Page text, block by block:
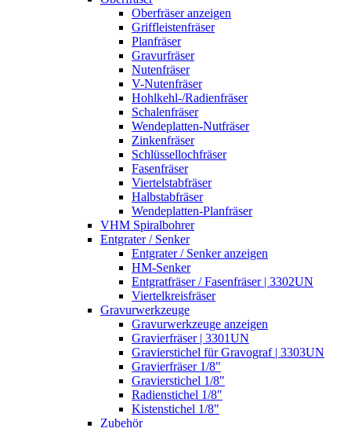
Oberfräser anzeigen
Griffleistenfräser
Planfräser
Gravurfräser
Nutenfräser
V-Nutenfräser
Hohlkehl-/Radienfräser
Schalenfräser
Wendeplatten-Nutfräser
Zinkenfräser
Schlüssellochfräser
Fasenfräser
Viertelstabfräser
Halbstabfräser
Wendeplatten-Planfräser
VHM Spiralbohrer
Entgrater / Senker
Entgrater / Senker anzeigen
HM-Senker
Entgratfräser / Fasenfräser | 3302UN
Viertelkreisfräser
Gravurwerkzeuge
Gravurwerkzeuge anzeigen
Gravierfräser | 3301UN
Gravierstichel für Gravograf | 3303UN
Gravierfräser 1/8"
Gravierstichel 1/8"
Radienstichel 1/8"
Kistenstichel 1/8"
Zubehör